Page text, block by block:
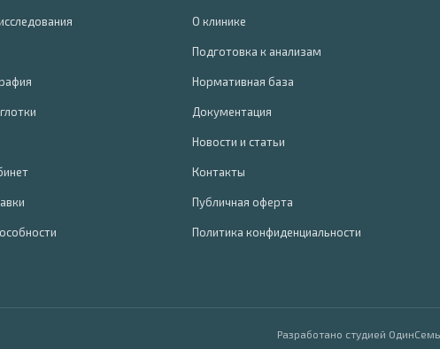
О клинике
Подготовка к анализам
Нормативная база
Документация
Новости и статьи
Контакты
Публичная оферта
Политика конфиденциальности
Разработано студией ОдинСемь